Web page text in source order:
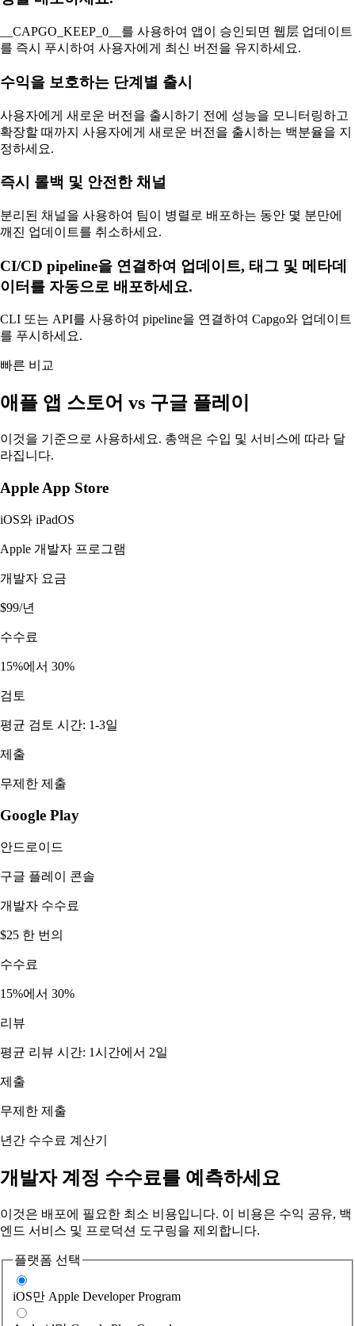
__CAPGO_KEEP_0__를 사용하여 앱이 승인되면 웹层 업데이트
를 즉시 푸시하여 사용자에게 최신 버전을 유지하세요.
수익을 보호하는 단계별 출시
사용자에게 새로운 버전을 출시하기 전에 성능을 모니터링하고
확장할 때까지 사용자에게 새로운 버전을 출시하는 백분율을 지
정하세요.
즉시 롤백 및 안전한 채널
분리된 채널을 사용하여 팀이 병렬로 배포하는 동안 몇 분만에
깨진 업데이트를 취소하세요.
CI/CD pipeline을 연결하여 업데이트, 태그 및 메타데
이터를 자동으로 배포하세요.
CLI 또는 API를 사용하여 pipeline을 연결하여 Capgo와 업데이트
를 푸시하세요.
빠른 비교
애플 앱 스토어 vs 구글 플레이
이것을 기준으로 사용하세요. 총액은 수입 및 서비스에 따라 달
라집니다.
Apple App Store
iOS와 iPadOS
Apple 개발자 프로그램
개발자 요금
$99/년
수수료
15%에서 30%
검토
평균 검토 시간: 1-3일
제출
무제한 제출
Google Play
안드로이드
구글 플레이 콘솔
개발자 수수료
$25 한 번의
수수료
15%에서 30%
리뷰
평균 리뷰 시간: 1시간에서 2일
제출
무제한 제출
년간 수수료 계산기
개발자 계정 수수료를 예측하세요
이것은 배포에 필요한 최소 비용입니다. 이 비용은 수익 공유, 백
엔드 서비스 및 프로덕션 도구링을 제외합니다.
플랫폼 선택
iOS만 Apple Developer Program